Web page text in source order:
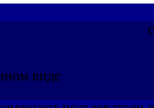
виде